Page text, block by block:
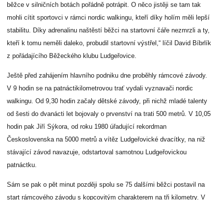
běžce v silničních botách pořádně potrápit. O něco jistěji se tam tak
mohli cítit sportovci v rámci nordic walkingu, kteří díky holím měli lepší
stabilitu. Díky adrenalinu naštěstí běžci na startovní čáře nezmrzli a ty,
kteří k tomu neměli daleko, probudil startovní výstřel,“ líčil David Bíbrlík
z pořádajícího Běžeckého klubu Ludgeřovice.
Ještě před zahájením hlavního podniku dne proběhly rámcové závody.
V 9 hodin se na patnáctikilometrovou trať vydali vyznavači nordic
walkingu. Od 9,30 hodin začaly dětské závody, při nichž mladé talenty
od šesti do dvanácti let bojovaly o prvenství na trati 500 metrů. V 10,05
hodin pak Jiří Sýkora, od roku 1980 úřadující rekordman
Československa na 5000 metrů a vítěz Ludgeřovické dvacítky, na niž
stávající závod navazuje, odstartoval samotnou Ludgeřovickou
patnáctku.
Sám se pak o pět minut později spolu se 75 dalšími běžci postavil na
start rámcového závodu s kopcovitým charakterem na tři kilometry. V